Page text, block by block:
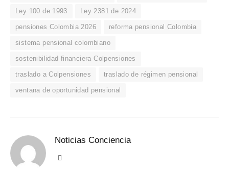
Ley 100 de 1993 Ley 2381 de 2024
pensiones Colombia 2026 reforma pensional Colombia
sistema pensional colombiano
sostenibilidad financiera Colpensiones
traslado a Colpensiones traslado de régimen pensional
ventana de oportunidad pensional
Noticias Conciencia